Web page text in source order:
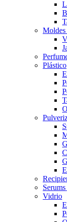
Moldes
Plástico
Vidrio